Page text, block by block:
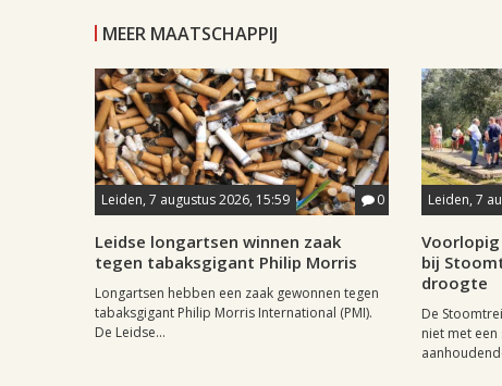
MEER MAATSCHAPPIJ
Leiden, 7 augustus 2026, 15:59 0
Leidse longartsen winnen zaak
tegen tabaksgigant Philip Morris
Longartsen hebben een zaak gewonnen tegen
tabaksgigant Philip Morris International (PMI).
De Leidse...
Leiden, 7
bij
droogte
De
niet met